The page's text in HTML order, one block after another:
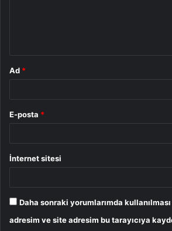
Ad *
E-posta *
İnternet sitesi
Daha sonraki yorumlarımda
adresim ve site adresim bu tarayıcıya